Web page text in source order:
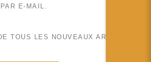
E-MAIL.
TOUS LES NOUVEAUX ARTICLES